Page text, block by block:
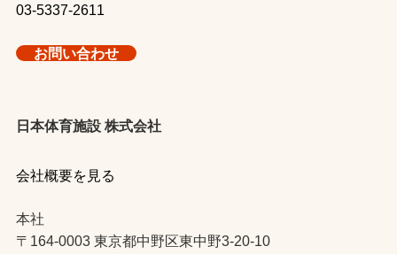
03-5337-2611
お問い合わせ
日本体育施設 株式会社
会社概要を見る
本社
〒164-0003 東京都中野区東中野3-20-10